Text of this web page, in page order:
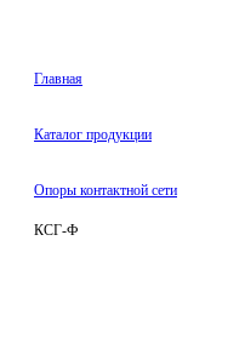
Главная
Каталог продукции
Опоры контактной сети
КСГ-Ф